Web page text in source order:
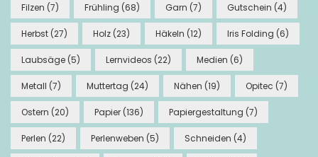
Filzen (7) Frühling (68) Garn (7) Gutschein (4)
Herbst (27) Holz (23) Häkeln (12) Iris Folding (6)
Laubsäge (5) Lernvideos (22) Medien (6)
Metall (7) Muttertag (24) Nähen (19) Opitec (7)
Ostern (20) Papier (136) Papiergestaltung (7)
Perlen (22) Perlenweben (5) Schneiden (4)